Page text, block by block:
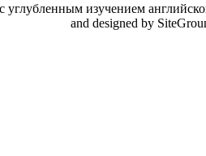
изучением
and designed by